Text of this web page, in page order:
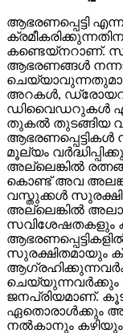
ആഭരണപ്പെട്ടി
കണ്ടെയ്നറാണ്.
ആഭരണങ്ങൾ
അറകൾ,
ഡിവൈഡറുകൾ
തുകൽ തുടങ്ങിയ
ആഭരണപ്പെട്ടികൾ
മൂല്യം
അല്ലെങ്കിൽ
കൊണ്ട് അവ
വസ്തുക്കൾ
അല്ലെങ്കിൽ
സുരക്ഷിതമായും
ചെയ്യുന്നവർക്കും
ജനപ്രിയമാണ്.
ഏതൊരാൾക്കും
നൽകാനും